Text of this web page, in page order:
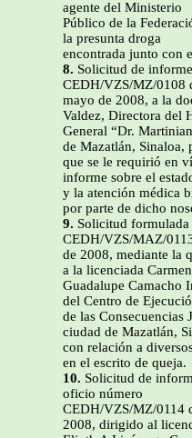
agente del Ministerio
Público de la
la presunta droga
encontrada junto con
8. Solicitud de
CEDH/VZS/MZ/0108
mayo de 2008, a la
Valdez, Directora del
General “Dr.
de Mazatlán, Sinaloa,
que se le requirió en
informe sobre el
y la atención médica
por parte de dicho
9. Solicitud
CEDH/VZS/MAZ/
de 2008, mediante la
a la licenciada Carmen
Guadalupe Camacho
del Centro de
de las Consecuencias
ciudad de Mazatlán,
con relación a
en el escrito de queja.
10. Solicitud de
oficio número
CEDH/VZS/MZ/0114
2008, dirigido al